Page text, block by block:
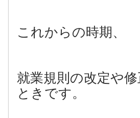
これからの時期、
就業規則の改定や
ときです。